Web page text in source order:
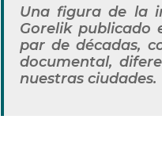
Una figura de la
Gorelik publicado
par de décadas,
documental,
nuestras ciudades.